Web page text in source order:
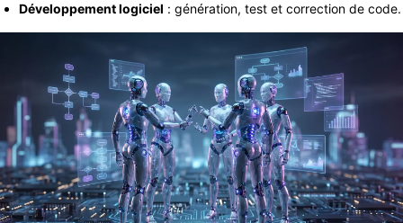
Développement logiciel : génération, test et correction de code.